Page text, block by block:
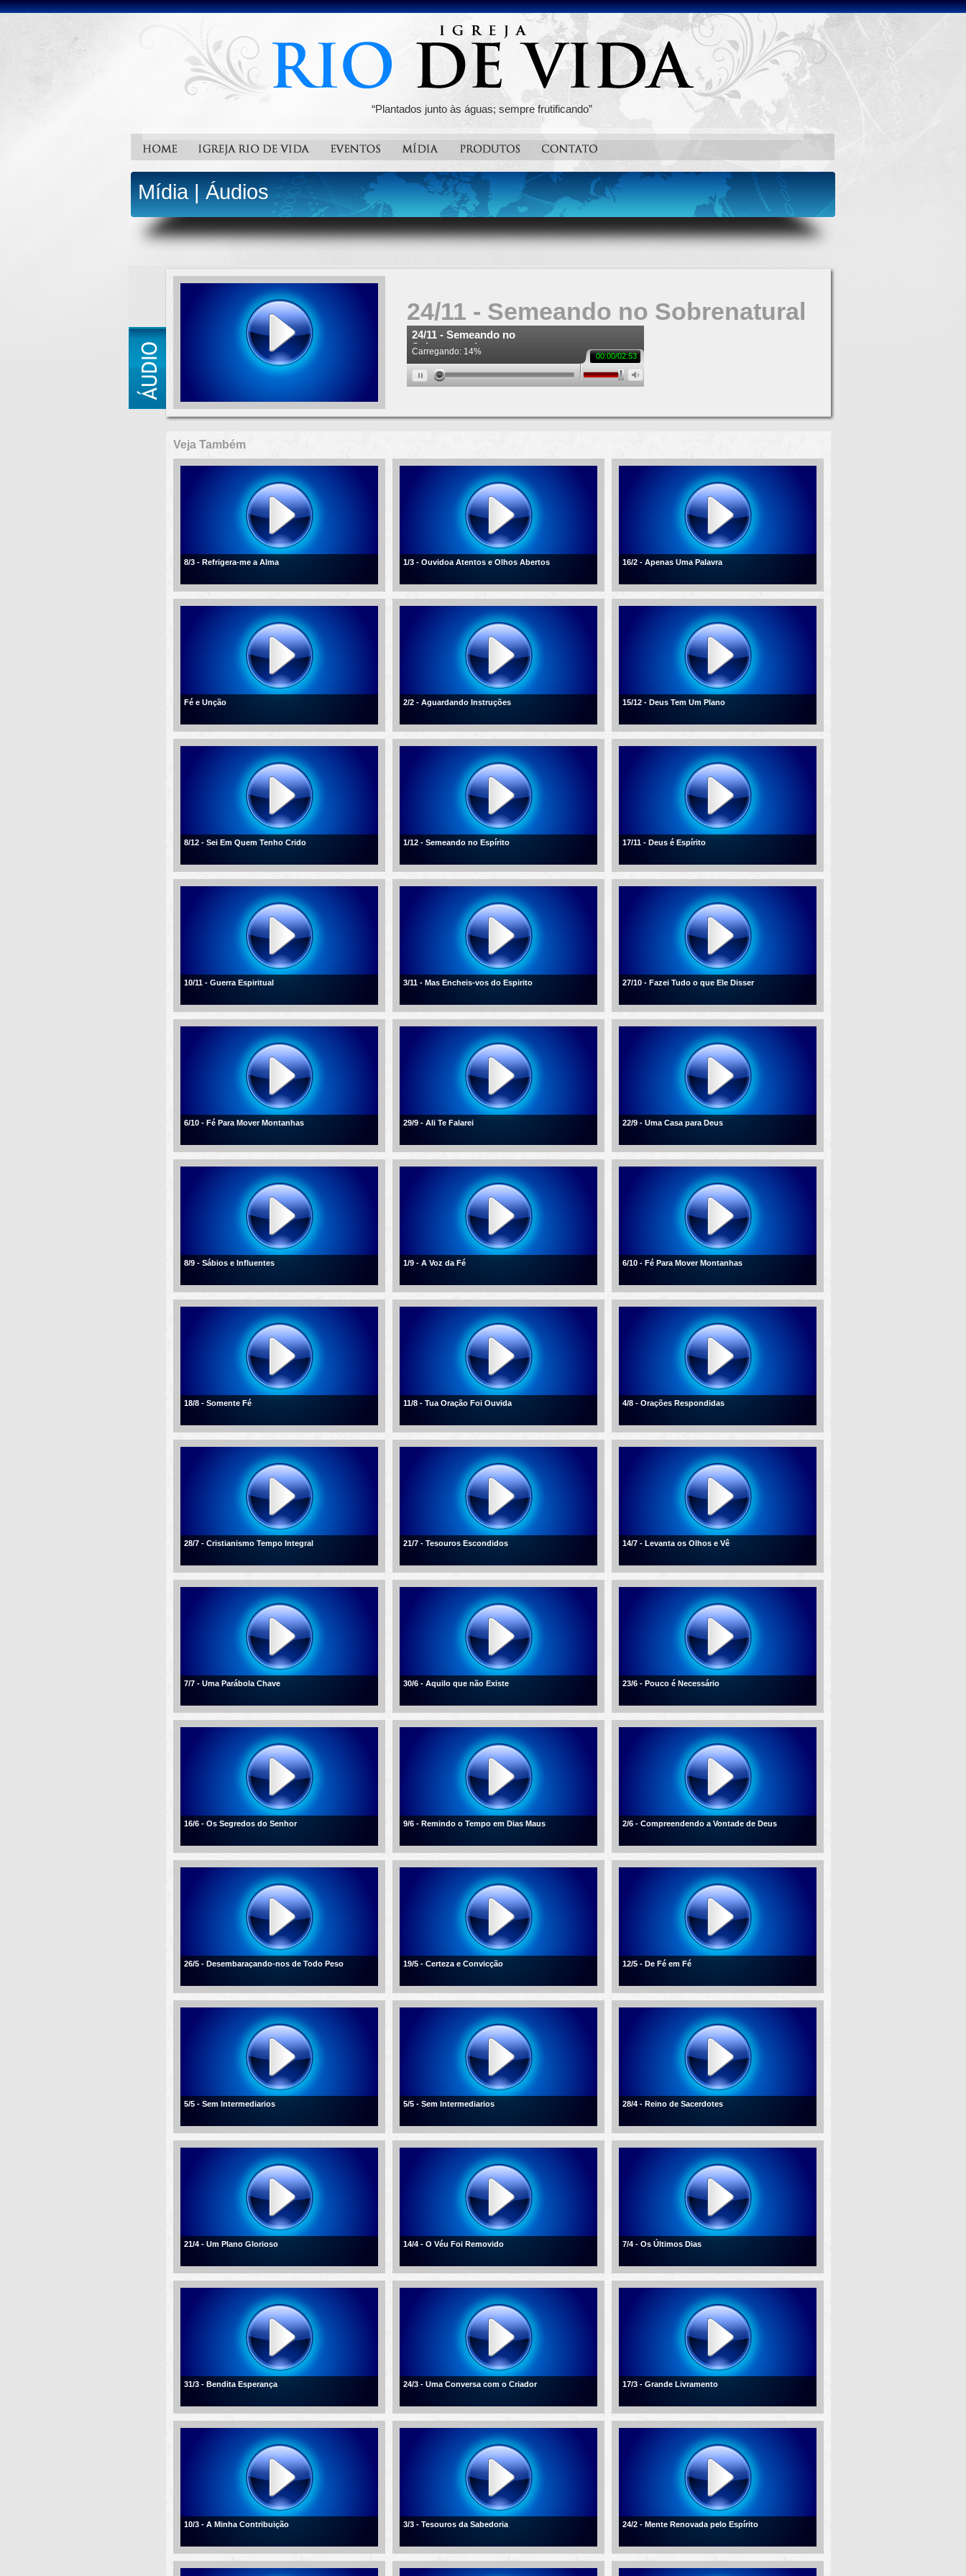
“Plantados junto às águas; sempre frutificando”
Mídia|Áudios
24/11 - Semeando no Sobrenatural
Veja Também
8/3 - Refrigera-me a Alma 1/3 - Ouvidoa Atentos e Olhos Abertos 16/2 - Apenas Uma Palavra
Fé e Unção 2/2 - Aguardando Instruções 15/12 - Deus Tem Um Plano
8/12 - Sei Em Quem Tenho Crido 1/12 - Semeando no Espírito 17/11 - Deus é Espírito
10/11 - Guerra Espiritual 3/11 - Mas Encheis-vos do Espirito 27/10 - Fazei Tudo o que Ele Disser
6/10 - Fé Para Mover Montanhas 29/9 - Ali Te Falarei 22/9 - Uma Casa para Deus
8/9 - Sábios e Influentes 1/9 - A Voz da Fé 6/10 - Fé Para Mover Montanhas
18/8 - Somente Fé 11/8 - Tua Oração Foi Ouvida 4/8 - Orações Respondidas
28/7 - Cristianismo Tempo Integral 21/7 - Tesouros Escondidos 14/7 - Levanta os Olhos e Vê
7/7 - Uma Parábola Chave 30/6 - Aquilo que não Existe 23/6 - Pouco é Necessário
16/6 - Os Segredos do Senhor 9/6 - Remindo o Tempo em Dias Maus 2/6 - Compreendendo a Vontade de Deus
26/5 - Desembaraçando-nos de Todo Peso 19/5 - Certeza e Convicção 12/5 - De Fé em Fé
5/5 - Sem Intermediarios 5/5 - Sem Intermediarios 28/4 - Reino de Sacerdotes
21/4 - Um Plano Glorioso 14/4 - O Véu Foi Removido 7/4 - Os Últimos Dias
31/3 - Bendita Esperança 24/3 - Uma Conversa com o Criador 17/3 - Grande Livramento
10/3 - A Minha Contribuição 3/3 - Tesouros da Sabedoria 24/2 - Mente Renovada pelo Espírito